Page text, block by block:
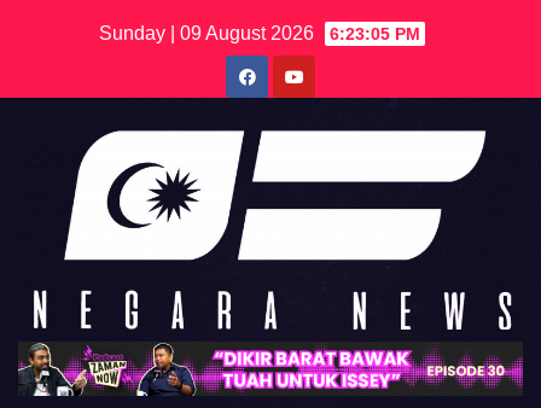
Sunday | 09 August 2026 6:23:05 PM